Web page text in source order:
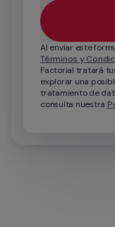
Términos y
Factorial tratará
explorar una
tratamiento de
consulta nuestra